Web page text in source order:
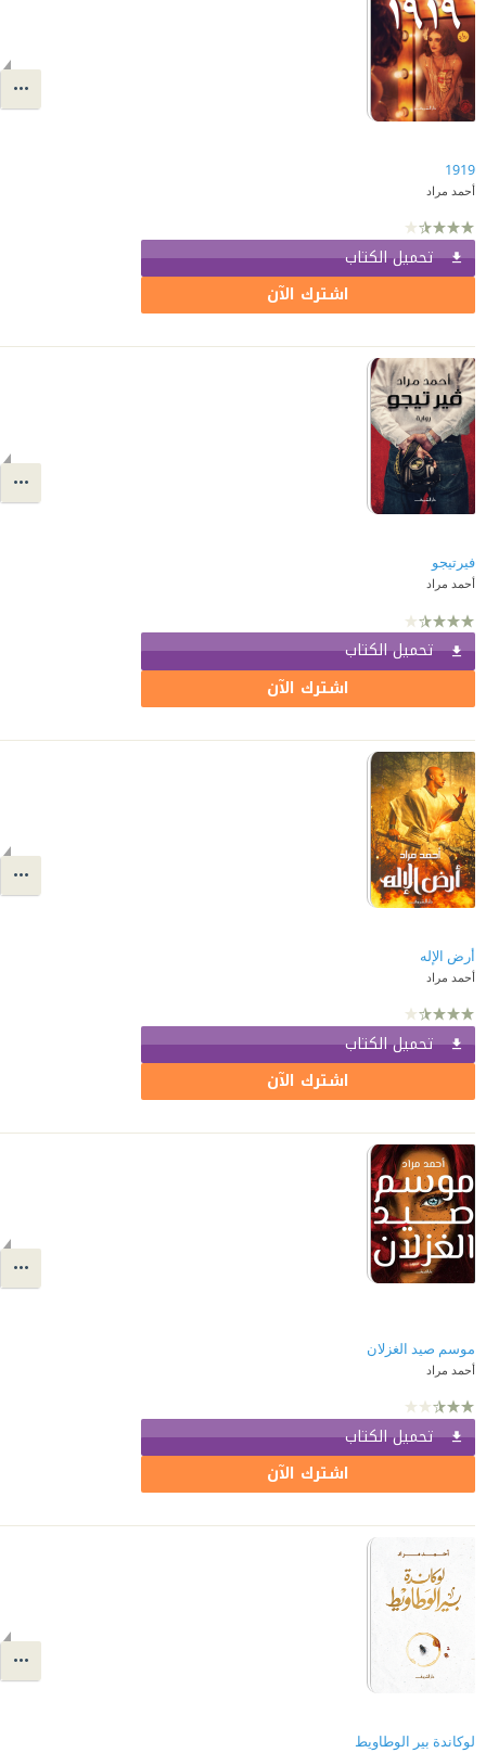
1919
أحمد مراد
تحميل الكتاب
اشترك الآن
فيرتيجو
أحمد مراد
تحميل الكتاب
اشترك الآن
أرض الإله
أحمد مراد
تحميل الكتاب
اشترك الآن
موسم صيد الغزلان
أحمد مراد
تحميل الكتاب
اشترك الآن
لوكاندة بير الوطاويط